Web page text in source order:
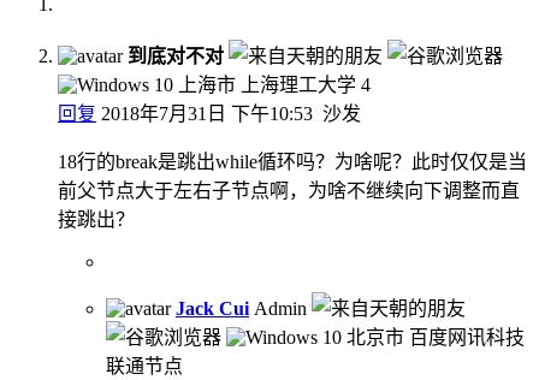
到底对不对
上海市 上海理工大学 4
回复 2018年7月31日 下午10:53 沙发
18行的break是跳出while循环吗？为啥呢？此时仅仅是当
前父节点大于左右子节点啊，为啥不继续向下调整而直
接跳出？
Jack Cui Admin
北京市 百度网讯科技
联通节点